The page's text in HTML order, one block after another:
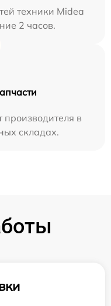
техники Midea
2 часов.
производителя в
складах.